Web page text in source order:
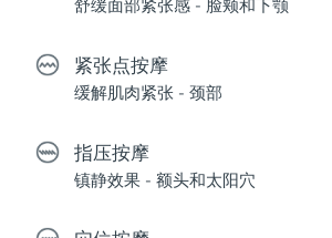
舒缓面部紧张感 - 脸颊和下颚
紧张点按摩
缓解肌肉紧张 - 颈部
指压按摩
镇静效果 - 额头和太阳穴